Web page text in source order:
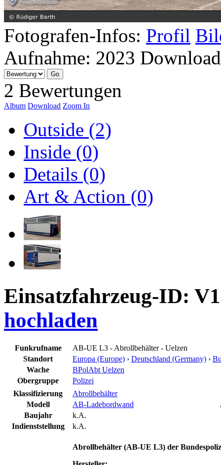
Fotografen-Infos: Profil
Aufnahme: 2023
2 Bewertungen
Album Download Zoom In
Outside (2)
Inside (0)
Details (0)
Art & Action (0)
Einsatzfahrzeug-ID:
hochladen
Funkrufname
AB-UE L3 - Abrollbehälter - Uelzen
Standort
Europa (Europe) › Deutschland (Germany) ›
Wache
BPolAbt Uelzen
Obergruppe
Polizei
Klassifizierung
Abrollbehälter
Modell
AB-Ladebordwand
Baujahr
k.A.
Indienststellung
k.A.
Abrollbehälter (AB-UE L3) der